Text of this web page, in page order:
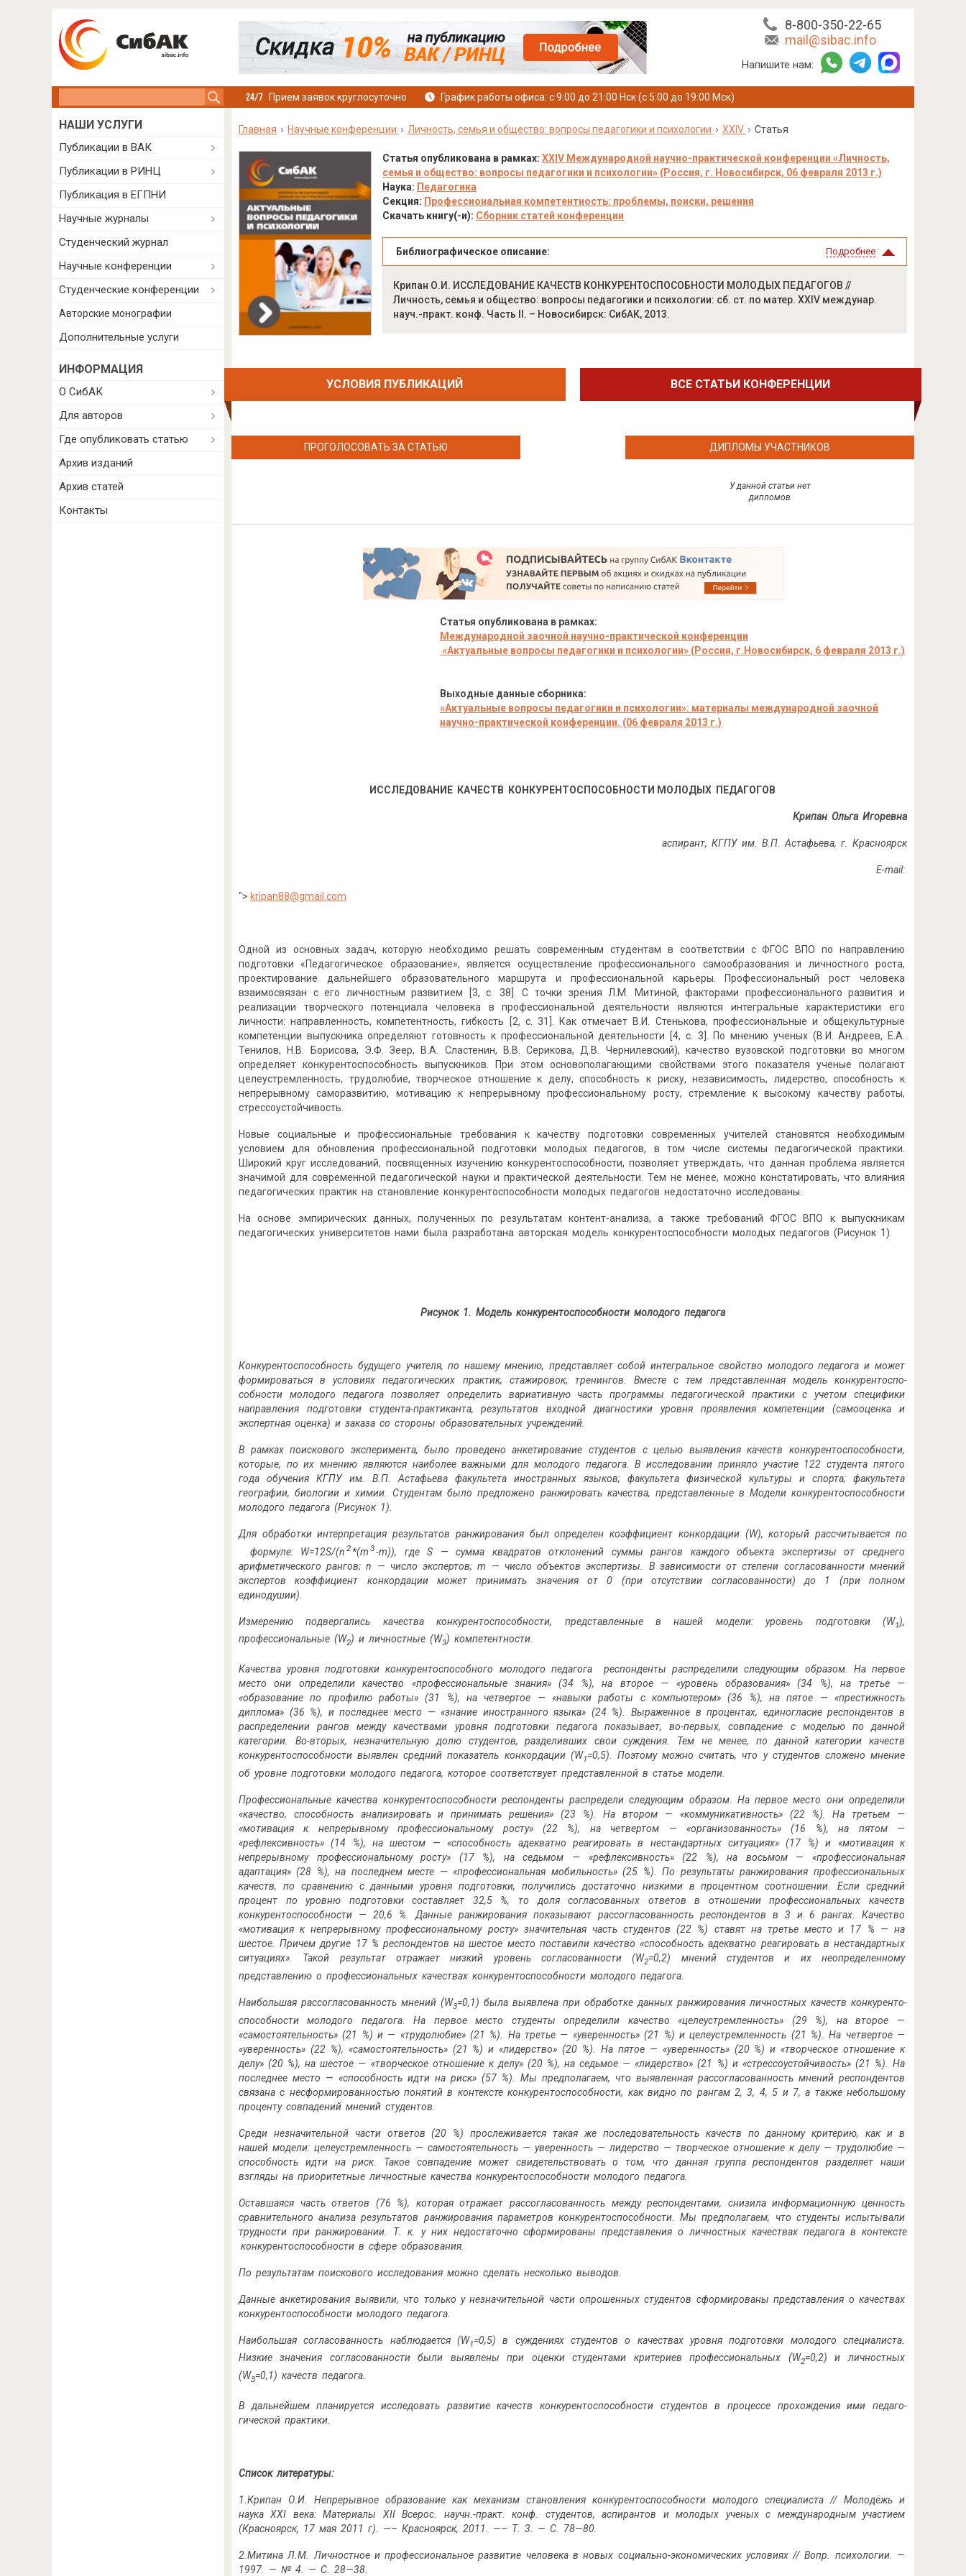
8-800-350-22-65
mail@sibac.info
Напишите нам:
Прием заявок круглосуточно График работы офиса: с 9:00 до 21:00 Нск (с 5:00 до 19:00 Мск)
Главная Научные конференции Личность, семья и общество: вопросы педагогики и психологии XXIV Статья
Статья опубликована в рамках: XXIV Международной научно-практической конференции «Личность,
семья и общество: вопросы педагогики и психологии» (Россия, г. Новосибирск, 06 февраля 2013 г.)
Наука: Педагогика
Секция: Профессиональная компетентность: проблемы, поиски, решения
Скачать книгу(-и): Сборник статей конференции
Библиографическое описание: Подробнее
Крипан О.И. ИССЛЕДОВАНИЕ КАЧЕСТВ КОНКУРЕНТОСПОСОБНОСТИ МОЛОДЫХ ПЕДАГОГОВ //
Личность, семья и общество: вопросы педагогики и психологии: сб. ст. по матер. XXIV междунар.
науч.-практ. конф. Часть II. – Новосибирск: СибАК, 2013.
УСЛОВИЯ ПУБЛИКАЦИЙ ВСЕ СТАТЬИ КОНФЕРЕНЦИИ
ПРОГОЛОСОВАТЬ ЗА СТАТЬЮ ДИПЛОМЫ УЧАСТНИКОВ
У данной статьи нет
дипломов
Статья опубликована в рамках:
Международной заочной научно-практической конференции
«Актуальные вопросы педагогики и психологии»(Россия, г.Новосибирск, 6 февраля 2013 г.)
Выходные данные сборника:
«Актуальные вопросы педагогики и психологии»: материалы международной заочной
научно-практической конференции. (06 февраля 2013 г.)
ИССЛЕДОВАНИЕ КАЧЕСТВ КОНКУРЕНТОСПОСОБНОСТИ МОЛОДЫХ ПЕДАГОГОВ
Крипан Ольга Игоревна
аспирант, КГПУ им. В.П. Астафьева, г. Красноярск
E-mail:
"> kripan88@gmail.com
Одной из основных задач, которую необходимо решать современным студентам в соответствии с ФГОС ВПО по направлению
подготовки «Педагогическое образование», является осуществление профессионального самообразования и личностного роста,
проектиро­вание дальнейшего образовательного маршрута и профессиональной карьеры. Профессиональный рост человека
взаимосвязан с его личност­ным развитием [3, с. 38]. С точки зрения Л.М. Митиной, факторами профессионального развития и
реализации творческого потенциала человека в профессиональной деятельности являются интегральные характеристики его
личности: направленность, компетентность, гибкость [2, с. 31]. Как отмечает В.И. Стенькова, профессиональные и общекультурные
компетенции выпускника определяют готовность к профессиональной деятельности [4, с. 3]. По мнению ученых (В.И. Андреев, Е.А.
Тенилов, Н.В. Борисова, Э.Ф. Зеер, В.А. Сластенин, В.В. Серикова, Д.В. Чернилевский), качество вузовской подготовки во многом
определяет конкурентоспособность выпускников. При этом основополагающими свойствами этого показателя ученые полагают
целеустремленность, трудолюбие, творческое отношение к делу, способ­ность к риску, независимость, лидерство, способность к
непрерывному саморазвитию, мотивацию к непрерывному профессиональному росту, стремление к высокому качеству работы,
стрессоустойчивость.
Новые социальные и профессиональные требования к качеству подготовки современных учителей становятся необходимым
условием для обновления профессиональной подготовки молодых педагогов, в том числе системы педагогической практики.
Широкий круг исследований, посвященных изучению конкурентоспособности, позволяет утверждать, что данная проблема является
значимой для современной педагогической науки и практической деятельности. Тем не менее, можно констатировать, что влияния
педагогических практик на становление конкурентоспособности молодых педагогов недостаточно исследованы.
На основе эмпирических данных, полученных по результатам контент-анализа, а также требований ФГОС ВПО к выпускникам
педагогических университетов нами была разработана авторская модель конкурентоспособности молодых педагогов (Рисунок 1).
Рисунок 1. Модель конкурентоспособности молодого педагога
Конкурентоспособность будущего учителя, по нашему мнению, представляет собой интегральное свойство молодого педагога и может
формироваться в условиях педагогических практик, стажировок, тренингов. Вместе с тем представленная модель конкурентоспо­
собности молодого педагога позволяет определить вариативную часть программы педагогической практики с учетом специфики
направления подготовки студента-практиканта, результатов входной диагностики уровня проявления компетенции (самооценка и
экспертная оценка) и заказа со стороны образовательных учреждений.
В рамках поискового эксперимента, было проведено анкети­рование студентов с целью выявления качеств конкурентоспо­собности,
которые, по их мнению являются наиболее важными для молодого педагога. В исследовании приняло участие 122 студента пятого
года обучения КГПУ им. В.П. Астафьева факультета иностранных языков; факультета физической культуры и спорта; факультета
географии, биологии и химии. Студентам было предло­жено ранжировать качества, представленные в Модели конкуренто­способности
молодого педагога (Рисунок 1).
Для обработки интерпретация результатов ранжирования был определен коэффициент конкордации (W), который рассчитывается по
формуле: W=12S/(n 2 *(m 3-m)), где S — сумма квадратов отклонений суммы рангов каждого объекта экспертизы от среднего
арифметического рангов; n — число экспертов; m — число объектов экспертизы. В зависимости от степени согласованности мнений
экспертов коэффициент конкордации может принимать значения от 0 (при отсутствии согласованности) до 1 (при полном
единодушии).
Измерению подвергались качества конкурентоспособности, представленные в нашей модели: уровень подготовки (W1),
профессиональные (W2) и личностные (W3) компетентности.
Качества уровня подготовки конкурентоспособного молодого педагога респонденты распределили следующим образом. На первое
место они определили качество «профессиональные знания» (34 %), на второе — «уровень образования» (34 %), на третье —
«образование по профилю работы» (31 %), на четвертое — «навыки работы с компьютером» (36 %), на пятое — «престижность
диплома» (36 %), и последнее место — «знание иностранного языка» (24 %). Выраженное в процентах, единогласие респондентов в
распределении рангов между качествами уровня подготовки педагога показывает, во-первых, совпадение с моделью по данной
категории. Во-вторых, незначительную долю студентов, разделивших свои суждения. Тем не менее, по данной категории качеств
конкурентоспособности выявлен средний показатель конкордации (W1=0,5). Поэтому можно считать, что у студентов сложено мнение
об уровне подготовки молодого педагога, которое соответствует представленной в статье модели.
Профессиональные качества конкурентоспособности респон­денты распредели следующим образом. На первое место они опреде­лили
«качество, способность анализировать и принимать решения» (23 %). На втором — «коммуникативность» (22 %). На третьем —
«мотивация к непрерывному профессиональному росту» (22 %), на четвертом — «организованность» (16 %), на пятом —
«рефлексивность» (14 %), на шестом — «способность адекватно реагировать в нестандартных ситуациях» (17 %) и «мотивация к
непрерывному профессиональному росту» (17 %), на седьмом — «рефлексивность» (22 %), на восьмом — «профессиональная
адаптация» (28 %), на последнем месте — «профессиональная мобильность» (25 %). По результаты ранжирования профессиональных
качеств, по сравнению с данными уровня подготовки, получились достаточно низкими в процентном соотношении. Если средний
процент по уровню подготовки составляет 32,5 %, то доля согласо­ванных ответов в отношении профессиональных качеств
конкуренто­способности — 20,6 %. Данные ранжирования показывают рассогласованность респондентов в 3 и 6 рангах. Качество
«мотивация к непрерывному профессиональному росту» значительная часть студентов (22 %) ставят на третье место и 17 % — на
шестое. Причем другие 17 % респондентов на шестое место поставили качество «способность адекватно реагировать в нестандартных
ситуациях». Такой результат отражает низкий уровень согласованности (W2=0,2) мнений студентов и их неопределенному
представлению о профессио­нальных качествах конкурентоспособности молодого педагога.
Наибольшая рассогласованность мнений (W3=0,1) была выявлена при обработке данных ранжирования личностных качеств конкуренто­
способности молодого педагога. На первое место студенты определили качество «целеустремленность» (29 %), на второе —
«самостоятельность» (21 %) и — «трудолюбие» (21 %). На третье — «уверенность» (21 %) и целеустремленность (21 %). На четвертое —
«уверенность» (22 %), «самостоятельность» (21 %) и «лидерство» (20 %). На пятое — «уверенность» (20 %) и «творческое отношение к
делу» (20 %), на шестое — «творческое отношение к делу» (20 %), на седьмое — «лидерство» (21 %) и «стрессоустойчивость» (21 %). На
последнее место — «способность идти на риск» (57 %). Мы предполагаем, что выявленная рассогласованность мнений респон­дентов
связана с несформированностью понятий в контексте конкурентоспособности, как видно по рангам 2, 3, 4, 5 и 7, а также небольшому
проценту совпадений мнений студентов.
Среди незначительной части ответов (20 %) прослеживается такая же последовательность качеств по данному критерию, как и в
нашей модели: целеустремленность — самостоятельность — уверенность — лидерство — творческое отношение к делу — трудолюбие —
способность идти на риск. Такое совпадение может свидетельствовать о том, что данная группа респондентов разделяет наши
взгляды на приоритетные личностные качества конкуренто­способности молодого педагога.
Оставшаяся часть ответов (76 %), которая отражает рассогла­сованность между респондентами, снизила информационную ценность
сравнительного анализа результатов ранжирования параметров конкурентоспособности. Мы предполагаем, что студенты испытывали
трудности при ранжировании. Т. к. у них недостаточно сформированы представления о личностных качествах педагога в контексте
конку­рентоспособности в сфере образования.
По результатам поискового исследования можно сделать несколько выводов.
Данные анкетирования выявили, что только у незначительной части опрошенных студентов сформированы представления о качествах
конкурентоспособности молодого педагога.
Наибольшая согласованность наблюдается (W1=0,5) в суждениях студентов о качествах уровня подготовки молодого специалиста.
Низкие значения согласованности были выявлены при оценки студентами критериев профессиональных (W2=0,2) и личностных
(W3=0,1) качеств педагога.
В дальнейшем планируется исследовать развитие качеств конкурентоспособности студентов в процессе прохождения ими педаго­
гической практики.
Список литературы:
1.Крипан О.И. Непрерывное образование как механизм становления конкурентоспособности молодого специалиста // Молодёжь и
наука XXI века: Материалы XII Всерос. научн.-практ. конф. студентов, аспирантов и молодых ученых с международным участием
(Красноярск, 17 мая 2011 г). —– Красноярск, 2011. —– Т. 3. — С. 78—80.
2.Митина Л.М. Личностное и профессиональное развитие человека в новых социально-экономических условиях // Вопр. психологии. —
1997. — № 4. — С. 28—38.
НАШИ УСЛУГИ
Публикации в ВАК
Публикации в РИНЦ
Публикация в ЕГПНИ
Научные журналы
Студенческий журнал
Научные конференции
Студенческие конференции
Авторские монографии
Дополнительные услуги
ИНФОРМАЦИЯ
О СибАК
Для авторов
Где опубликовать статью
Архив изданий
Архив статей
Контакты